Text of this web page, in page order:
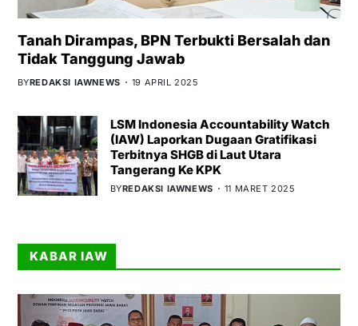
Tanah Dirampas, BPN Terbukti Bersalah dan
Tidak Tanggung Jawab
BYREDAKSI IAWNEWS 19 APRIL 2025
LSM Indonesia Accountability Watch
(IAW) Laporkan Dugaan Gratifikasi
Terbitnya SHGB di Laut Utara
Tangerang Ke KPK
BYREDAKSI IAWNEWS 11 MARET 2025
KABAR IAW